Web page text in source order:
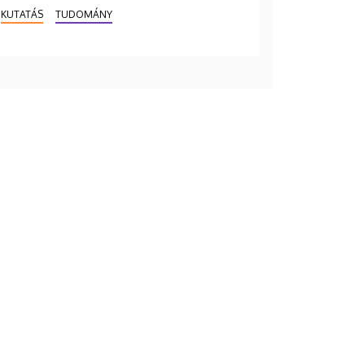
KUTATÁS TUDOMÁNY